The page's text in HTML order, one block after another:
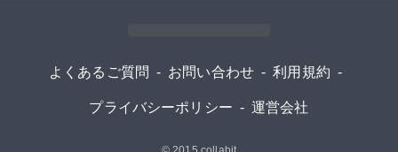
よくあるご質問 - お問い合わせ - 利用規約 -
プライバシーポリシー - 運営会社